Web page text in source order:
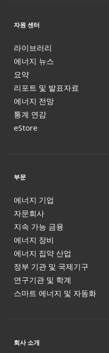
자원 센터
라이브러리
에너지 뉴스
요약
리포트 및 발표자료
에너지 전망
통계 연감
eStore
부문
에너지 기업
자문회사
지속 가능 금융
에너지 장비
에너지 집약 산업
정부 기관 및 국제기구
연구기관 및 학계
스마트 에너지 및 자동화
회사 소개